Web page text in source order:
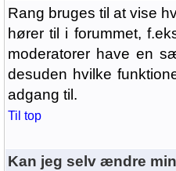
Rang bruges til at vise
hører til i forummet,
moderatorer have en
desuden hvilke
adgang til.
Til top
Kan jeg selv ændre